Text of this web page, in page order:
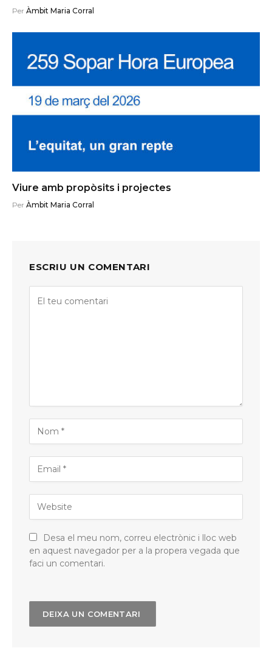
Per Àmbit Maria Corral
Viure amb propòsits i projectes
Per Àmbit Maria Corral
ESCRIU UN COMENTARI
Desa el meu nom, correu electrònic i lloc web
en aquest navegador per a la propera vegada que
faci un comentari.